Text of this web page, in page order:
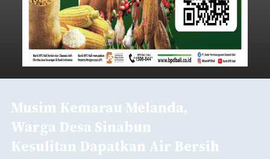
Musim Kemarau Melanda,
Warga Desa Sinabun
Kesulitan Dapatkan Air Bersih